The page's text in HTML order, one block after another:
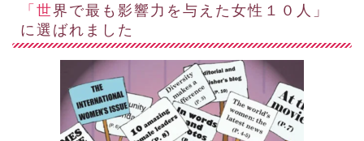
「世界で最も影響力を与えた女性１０人」
に選ばれました